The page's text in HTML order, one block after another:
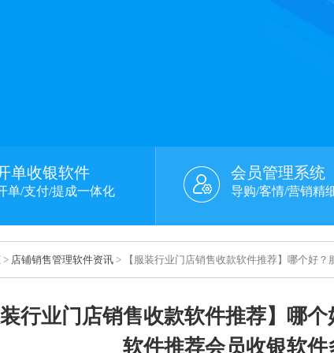
单收银软件
单/支付/提成一体化
会员管理系统
导购/客情/营销精
> 店铺销售管理软件资讯 > 【服装行业门店销售收款软件推荐】哪个好
装行业门店销售收款软件推荐】哪
软件推荐会员收银软件